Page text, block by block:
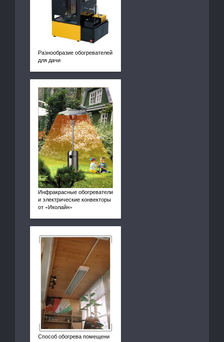
Разнообразие обогревателей
для дачи
Инфракрасные обогреватели
и электрические конвекторы
от «Иколайн»
Способ обогрева помещени